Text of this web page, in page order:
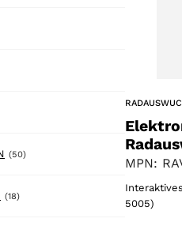
(50)50 products
(18)18 products
MPN:
5005)